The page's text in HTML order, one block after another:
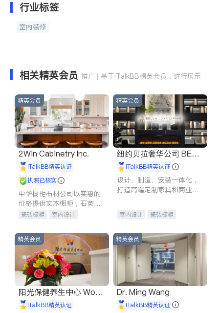
行业标签
室内装修
相关精英会员 推广 | 基于iTalkBB精英会员，进行展示
精英会员
2Win Cabinetry Inc.
iTalkBB精英认证
执照已核实
中华橱柜石材公司以实惠的
价格提供实木橱柜，石英石
台面，多种优质不锈钢水
质厨房，家的选择。
瓷砖橱柜
室内设计
室内装修
精英会员
纽约贝拉奢华公司 BELL
A LUXE
iTalkBB精英认证
设计、制造、安装一体化，
打造高端定制家具和商业空
室内设计
瓷砖橱柜
售前软装staging
室内装修
精英会员
阳光保健养生中心 World
shine
iTalkBB精英认证
精英会员
Dr. Ming Wang
iTalkBB精英认证